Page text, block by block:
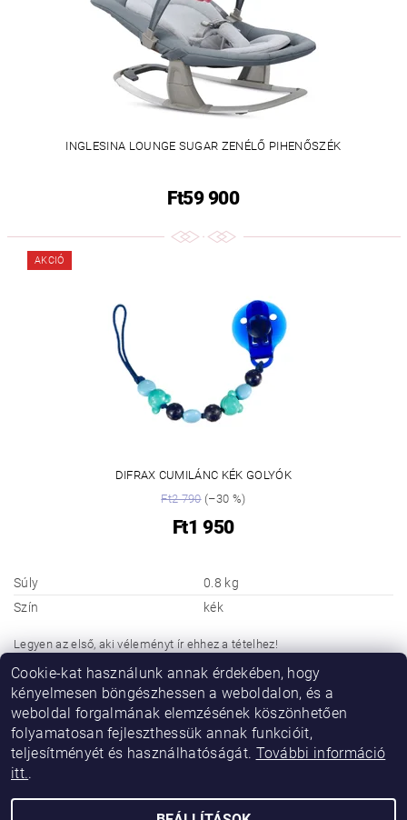
INGLESINA LOUNGE SUGAR ZENÉLŐ PIHENŐSZÉK
Ft59 900
AKCIÓ
DIFRAX CUMILÁNC KÉK GOLYÓK
Ft2 790(–30 %)
Ft1 950
Súly
0.8 kg
Szín
kék
Legyen az első, aki véleményt ír ehhez a tételhez!
Hozzászólás hozzáadása
Cookie-kat használunk annak érdekében, hogy
kényelmesen böngészhessen a weboldalon, és a
weboldal forgalmának elemzésének köszönhetően
folyamatosan fejleszthessük annak funkcióit,
teljesítményét és használhatóságát. További információ
itt..